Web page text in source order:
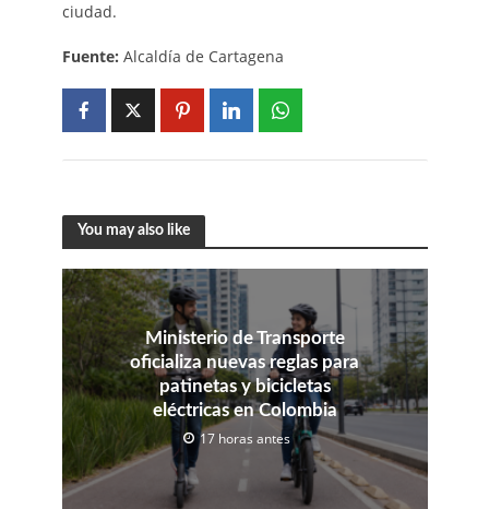
ciudad.
Fuente: Alcaldía de Cartagena
You may also like
Ministerio de Transporte
oficializa nuevas reglas para
patinetas y bicicletas
eléctricas en Colombia
17 horas antes